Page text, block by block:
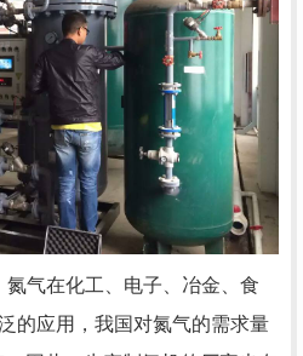
气在化工、电子、冶金、食
的应用，我国对氮气的需求量